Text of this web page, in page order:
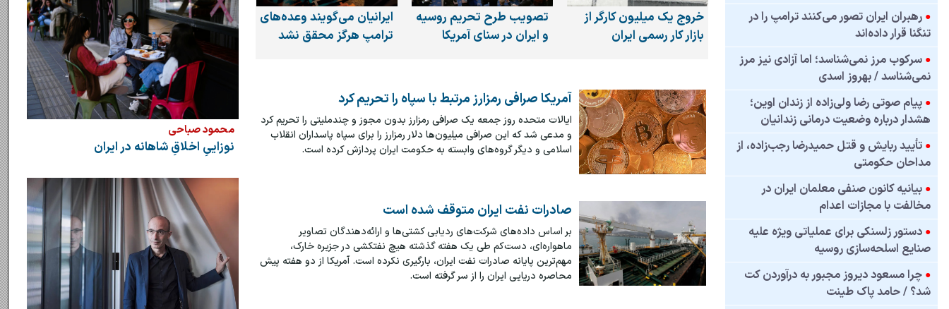
محمود صباحی
نوزاییِ اخلاقِ شاهانه در ایران
خروج یک میلیون کارگر از
بازار کار رسمی ایران
تصویب طرح تحریم روسیه
و ایران در سنای آمریکا
ایرانیان می‌گویند وعده‌های
ترامپ هرگز محقق نشد
آمریکا صرافی رمزارز مرتبط با سپاه را تحریم کرد
ایالات متحده روز جمعه یک صرافی رمزارز بدون مجوز و چندملیتی را تحریم کرد
و مدعی شد که این صرافی میلیون‌ها دلار رمزارز را برای سپاه پاسداران انقلاب
اسلامی و دیگر گروه‌های وابسته به حکومت ایران پردازش کرده است.
صادرات نفت ایران متوقف شده است
بر اساس داده‌های شرکت‌های ردیابی کشتی‌ها و ارائه‌دهندگان تصاویر
ماهواره‌ای، دست‌کم طی یک هفته گذشته هیچ نفتکشی در جزیره خارک،
مهم‌ترین پایانه صادرات نفت ایران، بارگیری نکرده است. آمریکا از دو هفته پیش
محاصره دریایی ایران را از سر گرفته است.
● رهبران ایران تصور می‌کنند ترامپ را در
تنگنا قرار داده‌اند
● سرکوب مرز نمی‌شناسد؛ اما آزادی نیز مرز
نمی‌شناسد / بهروز اسدی
● پیام صوتی رضا ولی‌زاده از زندان اوین؛
هشدار درباره وضعیت درمانی زندانیان
● تأیید ربایش و قتل حمیدرضا رجب‌زاده، از
مداحان حکومتی
● بیانیه کانون صنفی معلمان ایران در
مخالفت با مجازات اعدام
● دستور زلسنکی برای عملیاتی ویژه علیه
صنایع اسلحه‌سازی روسیه
● چرا مسعود دیروز مجبور به درآوردن کت
شد؟ / حامد پاک طینت